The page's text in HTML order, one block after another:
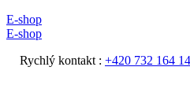
E-shop
E-shop
Rychlý kontakt : +420 732 164